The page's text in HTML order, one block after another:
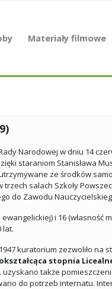
Materiały filmowe
Narodowej w dniu 14
staraniom Stanisława
ze środków
salach Szkoły
do Zawodu
i 16 (własność
lat.
kuratorium zezwoliło na
stopnia
także
do potrzeb internatu.